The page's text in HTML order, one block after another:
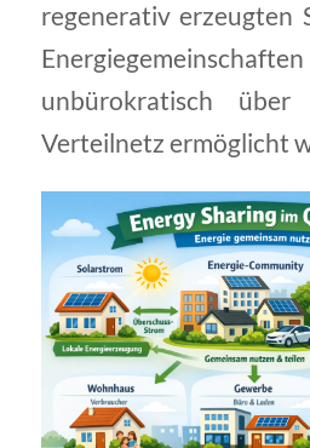
regenerativ erzeugten
unbürokratisch
Verteilnetz ermöglicht